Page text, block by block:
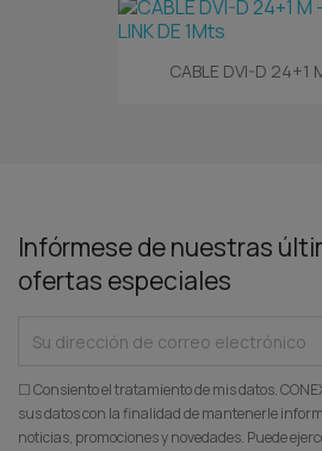
CABLE DVI-D 24+1
Infórmese de nuestras
ofertas especiales
☐ Consiento el tratamiento de mis datos.
sus datos con la finalidad de mantenerle
noticias, promociones y novedades. Puede